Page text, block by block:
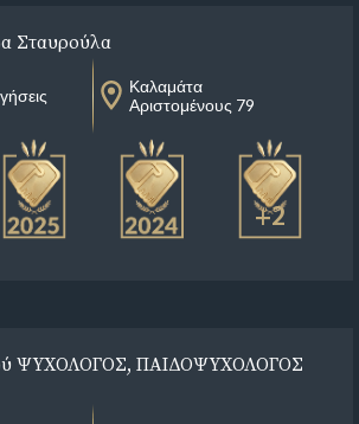
Σταυρούλα
Καλαμάτα
Αριστομένους 79
+2
ΨΥΧΟΛΟΓΟΣ, ΠΑΙΔΟΨΥΧΟΛΟΓΟΣ